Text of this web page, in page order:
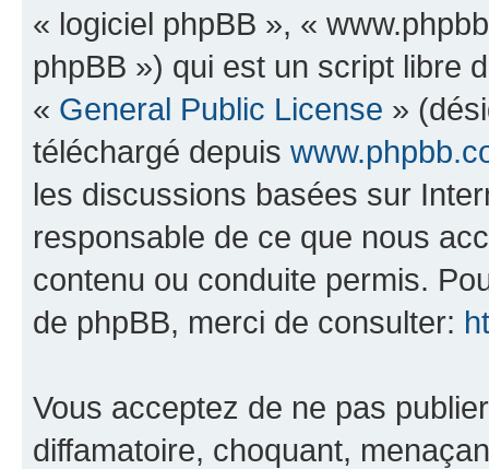
« logiciel phpBB », «
phpBB ») qui est un script libre
« General Public License »
téléchargé depuis
les discussions basées sur
responsable de ce que nous
contenu ou conduite permis.
de phpBB, merci de consulter:
Vous acceptez de ne pas
diffamatoire, choquant,